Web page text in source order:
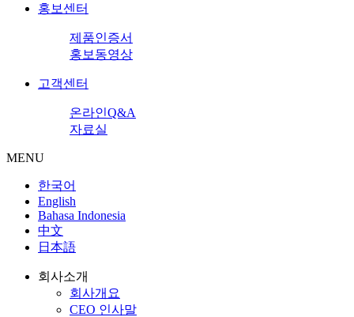
홍보센터
제품인증서
홍보동영상
고객센터
온라인Q&A
자료실
MENU
한국어
English
Bahasa Indonesia
中文
日本語
회사소개
회사개요
CEO 인사말